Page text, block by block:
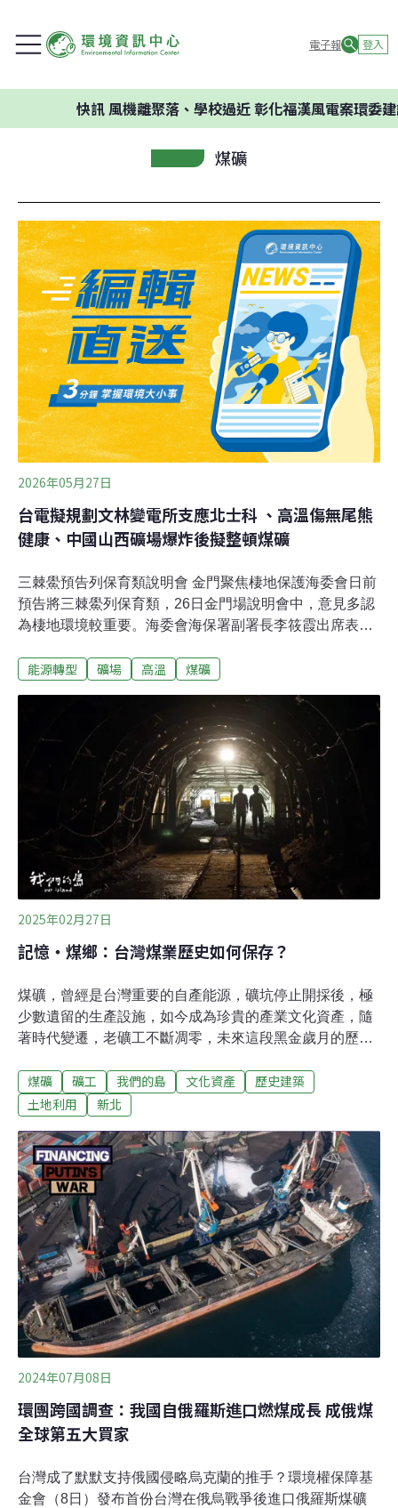
電子報 登入
風機離聚落、學校過近 彰化福漢風電案環委建議不應
煤礦
2026年05月27日
台電擬規劃文林變電所支應北士科 、高溫傷無尾熊
健康、中國山西礦場爆炸後擬整頓煤礦
三棘鱟預告列保育類說明會 金門聚焦棲地保護海委會日前
預告將三棘鱟列保育類，26日金門場說明會中，意見多認
為棲地環境較重要。海委會海保署副署長李筱霞出席表
考。（中央社報導）黃仁勳再提電力議題 台電：規劃文林
電力議題，他認為台灣的製造業成長強勁，需要更多的電
力，更強調「如果沒有能源，就無法實現經濟成長」。對
此台電表示，因應北市科一帶、AI產業的聚落的進駐，長
期已經規劃文林變電所，正在請北市政府確認土地提供問
題。行政院長卓榮泰及經濟部長龔明鑫也回應，強調電力
穩定供應到2032年沒問題。（公視新聞網 P報導）
能源轉型 礦場 高溫 煤礦
2025年02月27日
記憶‧煤鄉：台灣煤業歷史如何保存？
煤礦，曾經是台灣重要的自產能源，礦坑停止開採後，極
少數遺留的生產設施，如今成為珍貴的產業文化資產，隨
著時代變遷，老礦工不斷凋零，未來這段黑金歲月的歷
一頁滄桑史位於新北市瑞芳區的猴硐，近年以貓村聞名，
不過實際上，這裡曾是一個盛產黑金的煤鄉。1934年，猴
與採礦設備，成立瑞三礦業公司。全盛時期，全台有七分
之一的煤炭產量出自這裡。這座因煤礦而興盛的小鎮，人
口一度達到2萬5000多人，橫跨基隆河的運煤橋，將一車
車煤礦源源不絕地送進矗立在河畔的瑞三整煤廠，煤礦處
理、分選過程中，會有不少煤渣流入基隆河，因此居民會
划著船在河裡淘煤。台灣的煤炭產量，在1970年代達到高
峰，其後因能源市場需求逐漸轉向燃油及瓦斯，景氣不復
往年，同時隨著開採深度增加，事故發生機率也提高。
1984年，台灣先後發生三起傷亡慘重的
煤礦 礦工 我們的島 文化資產
歷史建築
土地利用
新北
2024年07月08日
環團跨國調查：我國自俄羅斯進口燃煤成長 成俄煤
全球第五大買家
台灣成了默默支持俄國侵略烏克蘭的推手？環境權保障基
金會（8日）發布首份台灣在俄烏戰爭後進口俄羅斯煤礦